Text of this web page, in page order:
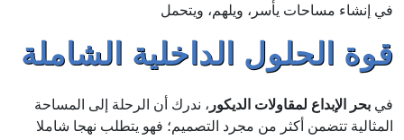
في إنشاء مساحات يأسر، ويلهم، ويتحمل
قوة الحلول الداخلية الشاملة
في بحر الإبداع لمقاولات الديكور ، ندرك أن الرحلة إلى المساحة
المثالية تتضمن أكثر من مجرد التصميم؛ فهو يتطلب نهجا شاملا